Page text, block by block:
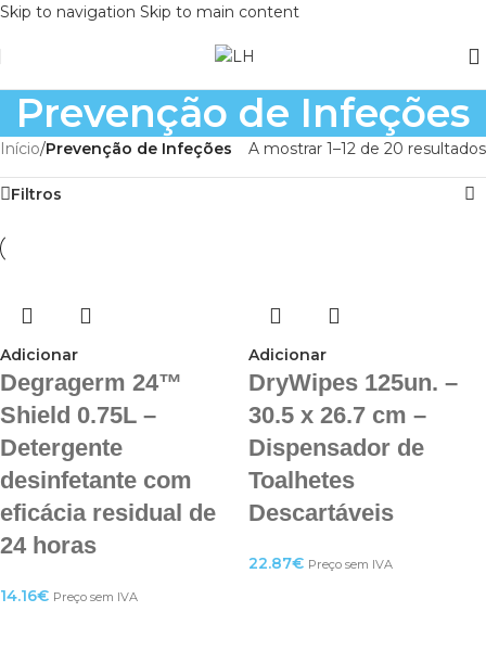
Skip to navigation Skip to main content
Prevenção de Infeções
Início/Prevenção de Infeções A mostrar 1–12 de 20 resultados
Filtros
Adicionar
Degragerm 24™
Shield 0.75L –
Detergente
desinfetante com
eficácia residual de
24 horas
14.16€ Preço sem IVA
Adicionar
DryWipes 125un. –
30.5 x 26.7 cm –
Dispensador de
Toalhetes
Descartáveis
22.87€ Preço sem IVA